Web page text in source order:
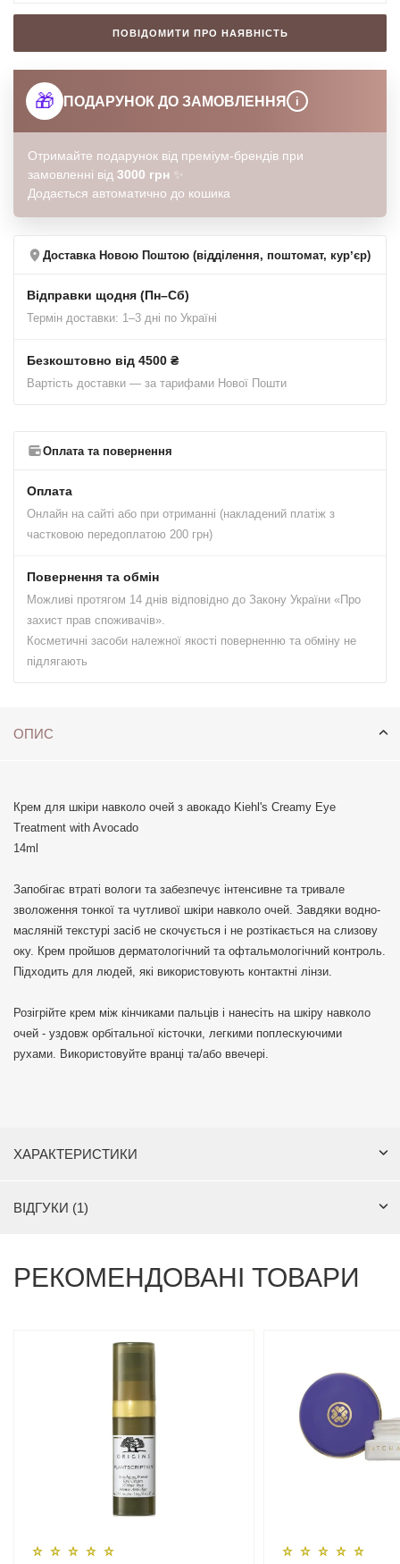
ПОВІДОМИТИ ПРО НАЯВНІСТЬ
🎁 ПОДАРУНОК ДО ЗАМОВЛЕННЯ i
Отримайте подарунок від преміум-брендів при
замовленні від 3000 грн ✨
Додається автоматично до кошика
Доставка Новою Поштою (відділення, поштомат, курʼєр)
Відправки щодня (Пн–Сб)
Термін доставки: 1–3 дні по Україні
Безкоштовно від 4500 ₴
Вартість доставки — за тарифами Нової Пошти
Оплата та повернення
Оплата
Онлайн на сайті або при отриманні (накладений платіж з
частковою передоплатою 200 грн)
Повернення та обмін
Можливі протягом 14 днів відповідно до Закону України «Про
захист прав споживачів».
Косметичні засоби належної якості поверненню та обміну не
підлягають
ОПИС
Крем для шкіри навколо очей з авокадо Kiehl's Creamy Eye
Treatment with Avocado
14ml
Запобігає втраті вологи та забезпечує інтенсивне та тривале
зволоження тонкої та чутливої ​​шкіри навколо очей. Завдяки водно-
масляній текстурі засіб не скочується і не розтікається на слизову
оку. Крем пройшов дерматологічний та офтальмологічний контроль.
Підходить для людей, які використовують контактні лінзи.
Розігрійте крем між кінчиками пальців і нанесіть на шкіру навколо
очей - уздовж орбітальної кісточки, легкими поплескуючими
рухами. Використовуйте вранці та/або ввечері.
ХАРАКТЕРИСТИКИ
ВІДГУКИ (1)
РЕКОМЕНДОВАНІ ТОВАРИ